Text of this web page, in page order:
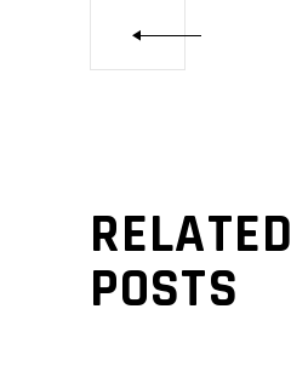
RELATED
POSTS